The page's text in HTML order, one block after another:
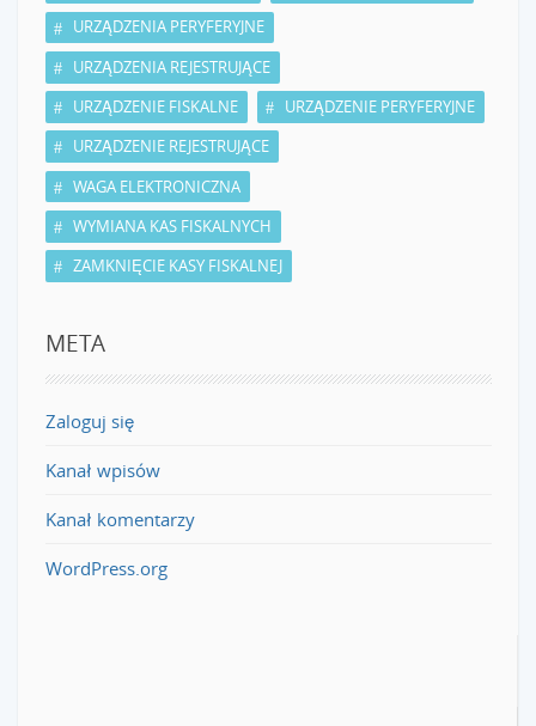
URZĄDZENIA PERYFERYJNE
URZĄDZENIA REJESTRUJĄCE
URZĄDZENIE FISKALNE
URZĄDZENIE PERYFERYJNE
URZĄDZENIE REJESTRUJĄCE
WAGA ELEKTRONICZNA
WYMIANA KAS FISKALNYCH
ZAMKNIĘCIE KASY FISKALNEJ
META
Zaloguj się
Kanał wpisów
Kanał komentarzy
WordPress.org